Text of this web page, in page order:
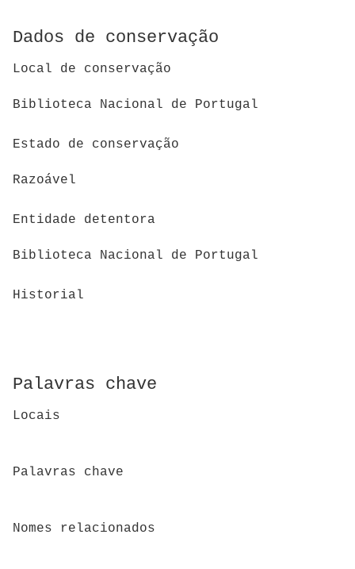
Dados de conservação
Local de conservação
Biblioteca Nacional de Portugal
Estado de conservação
Razoável
Entidade detentora
Biblioteca Nacional de Portugal
Historial
Palavras chave
Locais
Palavras chave
Nomes relacionados